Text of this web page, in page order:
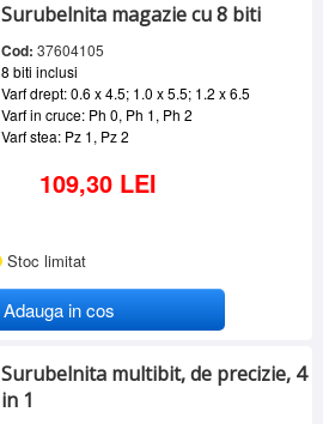
Surubelnita magazie cu 8 biti
Cod: 37604105
8 biti inclusi
Varf drept: 0.6 x 4.5; 1.0 x 5.5; 1.2 x 6.5
Varf in cruce: Ph 0, Ph 1, Ph 2
Varf stea: Pz 1, Pz 2
109,30 LEI
Stoc limitat
Adauga in cos
Surubelnita multibit, de precizie, 4
in 1